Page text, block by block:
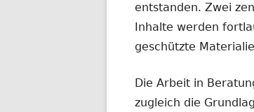
entstanden. Zwei
Inhalte werden
geschützte
Die Arbeit in
zugleich die